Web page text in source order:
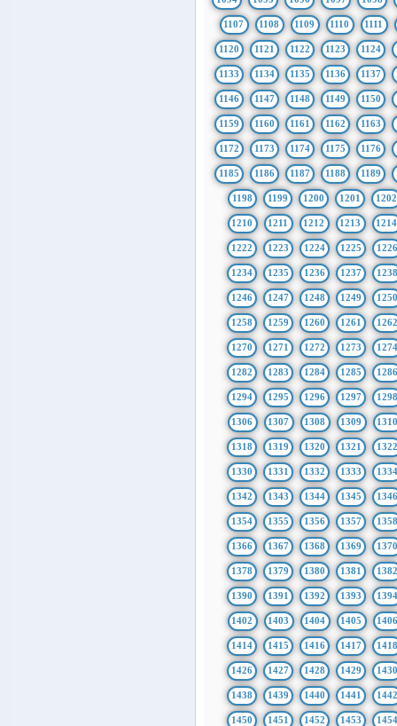
1107 1108 1109 1110 1111
1120 1121 1122 1123 1124
1133 1134 1135 1136 1137
1146 1147 1148 1149 1150
1159 1160 1161 1162 1163
1172 1173 1174 1175 1176
1185 1186 1187 1188 1189
1198 1199 1200 1201 1202
1210 1211 1212 1213 1214
1222 1223 1224 1225 1226
1234 1235 1236 1237 1238
1246 1247 1248 1249 1250
1258 1259 1260 1261 1262
1270 1271 1272 1273 1274
1282 1283 1284 1285 1286
1294 1295 1296 1297 1298
1306 1307 1308 1309
1318 1319 1320 1321 1322
1330 1331 1332 1333 1334
1342 1343 1344 1345 1346
1354 1355 1356 1357 1358
1366 1367 1368 1369 1370
1378 1379 1380 1381 1382
1390 1391 1392 1393 1394
1402 1403 1404 1405
1414 1415 1416 1417 1418
1426 1427 1428 1429 1430
1438 1439 1440 1441 1442
1450 1451 1452 1453 1454